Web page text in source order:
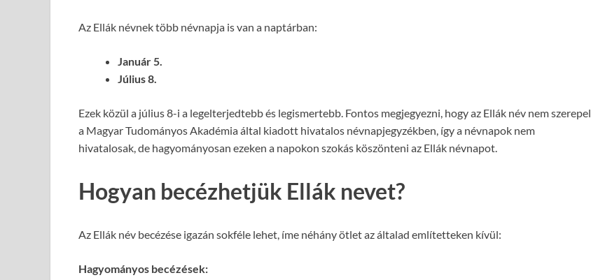
Az Ellák névnek több névnapja is van a naptárban:
Január 5.
Július 8.
Ezek közül a július 8-i a legelterjedtebb és legismertebb. Fontos megjegyezni, hogy az Ellák név nem szerepel
a Magyar Tudományos Akadémia által kiadott hivatalos névnapjegyzékben, így a névnapok nem
hivatalosak, de hagyományosan ezeken a napokon szokás köszönteni az Ellák névnapot.
Hogyan becézhetjük Ellák nevet?
Az Ellák név becézése igazán sokféle lehet, íme néhány ötlet az általad említetteken kívül:
Hagyományos becézések: